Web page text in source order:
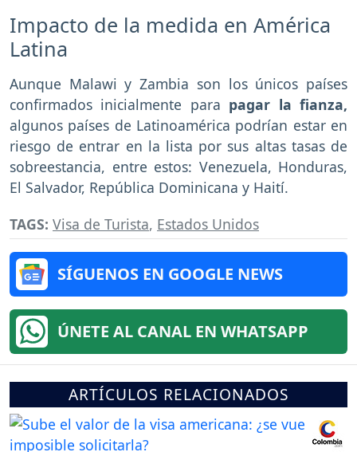
Impacto de la medida en América
Latina
Aunque Malawi y Zambia son los únicos países
confirmados inicialmente para pagar la fianza,
algunos países de Latinoamérica podrían estar en
riesgo de entrar en la lista por sus altas tasas de
sobreestancia, entre estos: Venezuela, Honduras,
El Salvador, República Dominicana y Haití.
TAGS: Visa de Turista, Estados Unidos
SÍGUENOS EN GOOGLE NEWS
ÚNETE AL CANAL EN WHATSAPP
ARTÍCULOS RELACIONADOS